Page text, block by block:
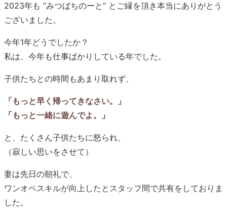
2023年も “みつばちのーと” とご縁を頂き本当にありがとう
ございました。
今年1年どうでしたか？
私は、今年も仕事ばかりしている年でした。
子供たちとの時間もあまり取れず、
「 もっと早く帰ってきなさい。
」
「 もっと一緒に遊んでよ。 」
と、たくさん子供たちに怒られ、
（寂しい思いをさせて）
妻は先日の朝礼で、
ワンオペスキルが向上したとスタッフ間で共有をしておりま
した。